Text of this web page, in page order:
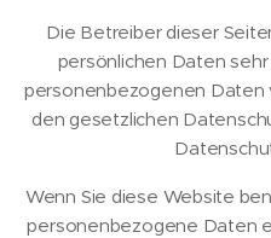
Die Betreiber dieser
persönlichen Daten
personenbezogenen Daten
den gesetzlichen
Wenn Sie diese Website
personenbezogene Daten